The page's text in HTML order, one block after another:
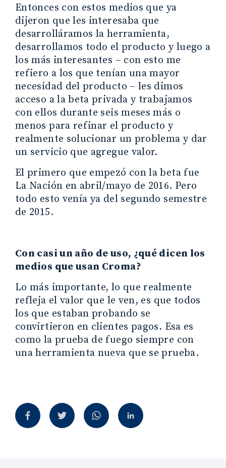
Entonces con estos medios que ya
dijeron que les interesaba que
desarrolláramos la herramienta,
desarrollamos todo el producto y luego a
los más interesantes – con esto me
refiero a los que tenían una mayor
necesidad del producto – les dimos
acceso a la beta privada y trabajamos
con ellos durante seis meses más o
menos para refinar el producto y
realmente solucionar un problema y dar
un servicio que agregue valor.
El primero que empezó con la beta fue
La Nación en abril/mayo de 2016. Pero
todo esto venía ya del segundo semestre
de 2015.
Con casi un año de uso, ¿qué dicen los
medios que usan Croma?
Lo más importante, lo que realmente
refleja el valor que le ven, es que todos
los que estaban probando se
convirtieron en clientes pagos. Esa es
como la prueba de fuego siempre con
una herramienta nueva que se prueba.